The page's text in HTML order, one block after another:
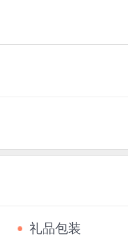
礼品包装